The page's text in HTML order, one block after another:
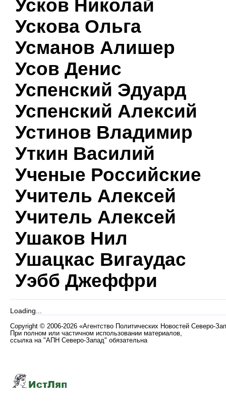
Усков Николай
Ускова Ольга
Усманов Алишер
Усов Денис
Успенский Эдуард
Успенский Алексий
Устинов Владимир
Уткин Василий
Ученые Российские
Учитель Алексей
Учитель Алексей
Ушаков Нил
Ушацкас Вигаудас
Уэбб Джеффри
Loading...
Copyright © 2006-2026 «Агентство Политических Новостей Северо-
При полном или частичном использовании материалов,
ссылка на "АПН Северо-Запад" обязательна